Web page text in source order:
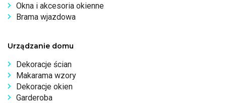
Okna i akcesoria okienne
Brama wjazdowa
Urządzanie domu
Dekoracje ścian
Makarama wzory
Dekoracje okien
Garderoba